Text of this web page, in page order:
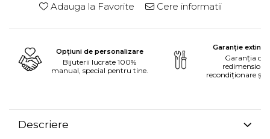
Adauga la Favorite
Cere informatii
Opțiuni de personalizare
Bijuterii lucrate 100%
manual, special pentru tine.
Garanție
Garanția
recondiționare și
Descriere